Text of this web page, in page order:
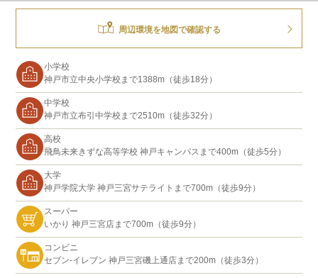
周辺環境を地図で確認する
小学校
神戸市立中央小学校まで1388m（徒歩18分）
中学校
神戸市立布引中学校まで2510m（徒歩32分）
高校
飛鳥未来きずな高等学校 神戸キャンパスまで400m（徒歩5分）
大学
神戸学院大学 神戸三宮サテライトまで700m（徒歩9分）
スーパー
いかり 神戸三宮店まで700m（徒歩9分）
コンビニ
セブン-イレブン 神戸三宮磯上通店まで200m（徒歩3分）